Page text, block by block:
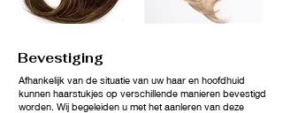
Bevestiging
Afhankelijk van de situatie van uw haar en hoofdhuid
kunnen haarstukjes op verschillende manieren bevestigd
worden. Wij begeleiden u met het aanleren van deze